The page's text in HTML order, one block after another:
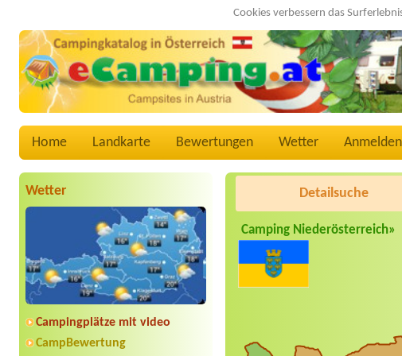
Cookies verbessern das
Home Landkarte Bewertungen Wetter Anmelden
Wetter
Campingplätze mit video
CampBewertung
Detailsuche
Camping Niederösterreich»